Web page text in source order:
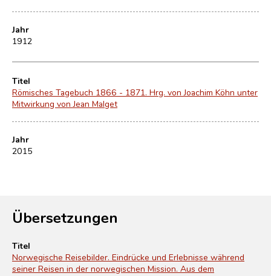
Jahr
1912
Titel
Römisches Tagebuch 1866 - 1871. Hrg. von Joachim Köhn unter
Mitwirkung von Jean Malget
Jahr
2015
Übersetzungen
Titel
Norwegische Reisebilder. Eindrücke und Erlebnisse während
seiner Reisen in der norwegischen Mission. Aus dem